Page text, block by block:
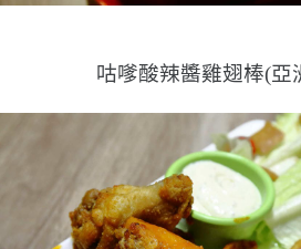
咕嗲酸辣醬雞翅棒(亞